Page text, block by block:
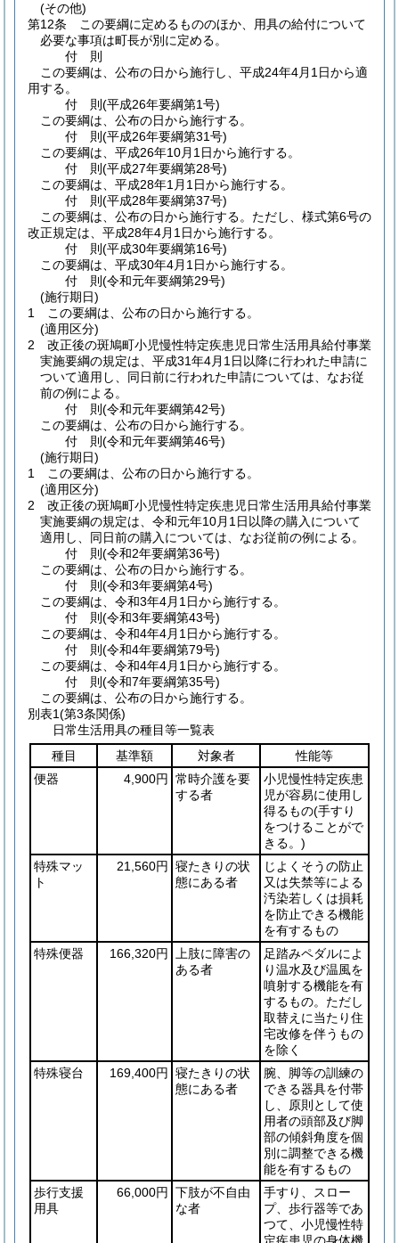
(その他)
第12条
この要綱に定めるもののほか、用具の給付について
必要な事項は町長が別に定める。
付 則
この要綱は、公布の日から施行し、平成24年4月1日から適
用する。
付 則(平成26年要綱第1号)
この要綱は、公布の日から施行する。
付 則(平成26年要綱第31号)
この要綱は、平成26年10月1日から施行する。
付 則(平成27年要綱第28号)
この要綱は、平成28年1月1日から施行する。
付 則(平成28年要綱第37号)
この要綱は、公布の日から施行する。 ただし、様式第6号の
改正規定は、平成28年4月1日から施行する。
付 則(平成30年要綱第16号)
この要綱は、平成30年4月1日から施行する。
付 則(令和元年要綱第29号)
(施行期日)
1
この要綱は、公布の日から施行する。
(適用区分)
2
改正後の斑鳩町小児慢性特定疾患児日常生活用具給付事業
実施要綱の規定は、平成31年4月1日以降に行われた申請に
ついて適用し、同日前に行われた申請については、なお従
前の例による。
付 則(令和元年要綱第42号)
この要綱は、公布の日から施行する。
付 則(令和元年要綱第46号)
(施行期日)
1
この要綱は、公布の日から施行する。
(適用区分)
2
改正後の斑鳩町小児慢性特定疾患児日常生活用具給付事業
実施要綱の規定は、令和元年10月1日以降の購入について
適用し、同日前の購入については、なお従前の例による。
付 則(令和2年要綱第36号)
この要綱は、公布の日から施行する。
付 則(令和3年要綱第4号)
この要綱は、令和3年4月1日から施行する。
付 則(令和3年要綱第43号)
この要綱は、令和4年4月1日から施行する。
付 則(令和4年要綱第79号)
この要綱は、令和4年4月1日から施行する。
付 則(令和7年要綱第35号)
この要綱は、公布の日から施行する。
別表1(第3条関係)
日常生活用具の種目等一覧表
種目
基準額 対象者
性能等
便器
4,900円
常時介護を要
する者
小児慢性特定疾患
児が容易に使用し
得るもの(手すり
をつけることがで
きる。)
特殊マッ
ト
21,560円
寝たきりの状
態にある者
じよくそうの防止
又は失禁等による
汚染若しくは損耗
を防止できる機能
を有するもの
特殊便器
166,320円
上肢に障害の
ある者
足踏みペダルによ
り温水及び温風を
噴射する機能を有
するもの。ただし
取替えに当たり住
宅改修を伴うもの
を除く
特殊寝台
169,400円
寝たきりの状
態にある者
腕、脚等の訓練の
できる器具を付帯
し、原則として使
用者の頭部及び脚
部の傾斜角度を個
別に調整できる機
能を有するもの
歩行支援
用具
66,000円
下肢が不自由
な者
手すり、スロー
プ、歩行器等であ
つて、小児慢性特